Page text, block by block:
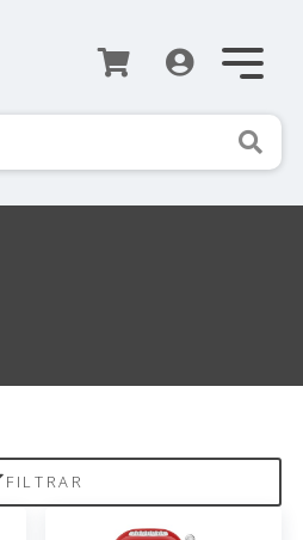
FILTRAR